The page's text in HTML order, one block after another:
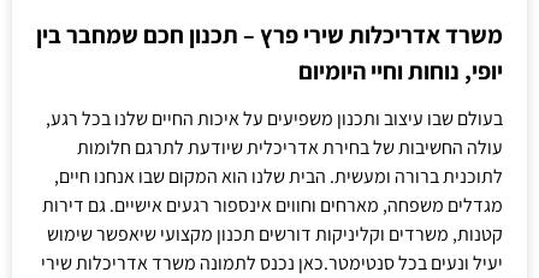
משרד אדריכלות שירי פרץ – תכנון חכם שמחבר בין
יופי, נוחות וחיי היומיום
בעולם שבו עיצוב ותכנון משפיעים על איכות החיים שלנו בכל רגע,
עולה החשיבות של בחירת אדריכלית שיודעת לתרגם חלומות
לתוכנית ברורה ומעשית. הבית שלנו הוא המקום שבו אנחנו חיים,
מגדלים משפחה, מארחים וחווים אינספור רגעים אישיים. גם דירות
קטנות, משרדים וקליניקות דורשים תכנון מקצועי שיאפשר שימוש
יעיל ונעים בכל סנטימטר.כאן נכנס לתמונה משרד אדריכלות שירי